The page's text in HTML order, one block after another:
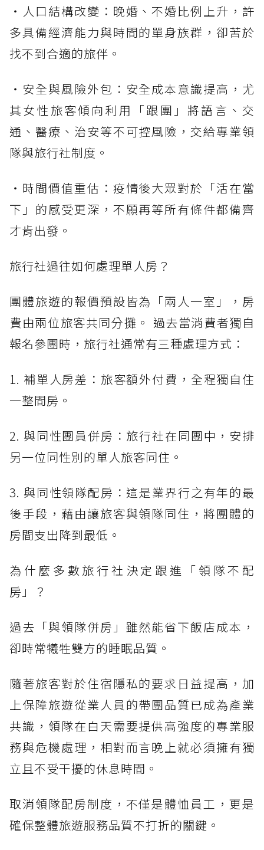
・人口結構改變：晚婚、不婚比例上升，許
多具備經濟能力與時間的單身族群，卻苦於
找不到合適的旅伴。
・安全與風險外包：安全成本意識提高，尤
其女性旅客傾向利用「跟團」將語言、交
通、醫療、治安等不可控風險，交給專業領
隊與旅行社制度。
・時間價值重估：疫情後大眾對於「活在當
下」的感受更深，不願再等所有條件都備齊
才肯出發。
旅行社過往如何處理單人房？
團體旅遊的報價預設皆為「兩人一室」，房
費由兩位旅客共同分攤。 過去當消費者獨自
報名參團時，旅行社通常有三種處理方式：
1. 補單人房差：旅客額外付費，全程獨自住
一整間房。
2. 與同性團員併房：旅行社在同團中，安排
另一位同性別的單人旅客同住。
3. 與同性領隊配房：這是業界行之有年的最
後手段，藉由讓旅客與領隊同住，將團體的
房間支出降到最低。
為什麼多數旅行社決定跟進「領隊不配
房」？
過去「與領隊併房」雖然能省下飯店成本，
卻時常犧牲雙方的睡眠品質。
隨著旅客對於住宿隱私的要求日益提高，加
上保障旅遊從業人員的帶團品質已成為產業
共識，領隊在白天需要提供高強度的專業服
務與危機處理，相對而言晚上就必須擁有獨
立且不受干擾的休息時間。
取消領隊配房制度，不僅是體恤員工，更是
確保整體旅遊服務品質不打折的關鍵。